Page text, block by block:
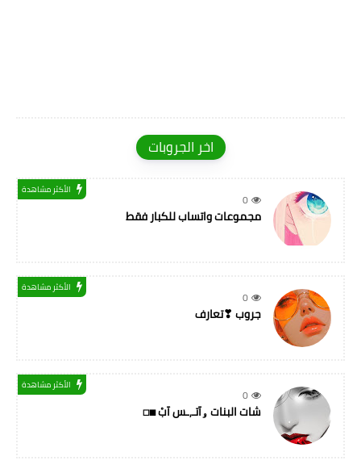
اخر الجروبات
0
الأكثر مشاهدة
مجموعات واتساب للكبار فقط
0
الأكثر مشاهدة
جروب ❣تعارف
0
الأكثر مشاهدة
شات البنات ۅآتـ,ـس آبْ ◼◻